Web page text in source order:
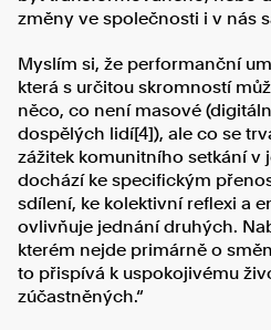
změny ve společnosti i v nás
Myslím si, že performanční
která s určitou skromností
něco, co není masové
dospělých lidí[4]), ale co se
zážitek komunitního setkání v
dochází ke specifickým
sdílení, ke kolektivní reflexi a
ovlivňuje jednání druhých.
kterém nejde primárně o
to přispívá k uspokojivému
zúčastněných.“